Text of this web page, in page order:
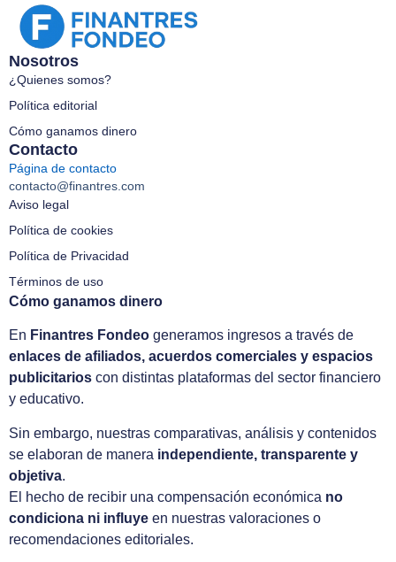
Nosotros
¿Quienes somos?
Política editorial
Cómo ganamos dinero
Contacto
Página de contacto
contacto@finantres.com
Aviso legal
Política de cookies
Política de Privacidad
Términos de uso
Cómo ganamos dinero
En Finantres Fondeo generamos ingresos a través de
enlaces de afiliados, acuerdos comerciales y espacios
publicitarios con distintas plataformas del sector financiero
y educativo.
Sin embargo, nuestras comparativas, análisis y contenidos
se elaboran de manera independiente, transparente y
objetiva.
El hecho de recibir una compensación económica no
condiciona ni influye en nuestras valoraciones o
recomendaciones editoriales.